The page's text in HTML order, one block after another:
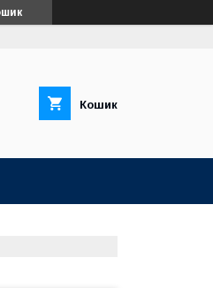
Кошик